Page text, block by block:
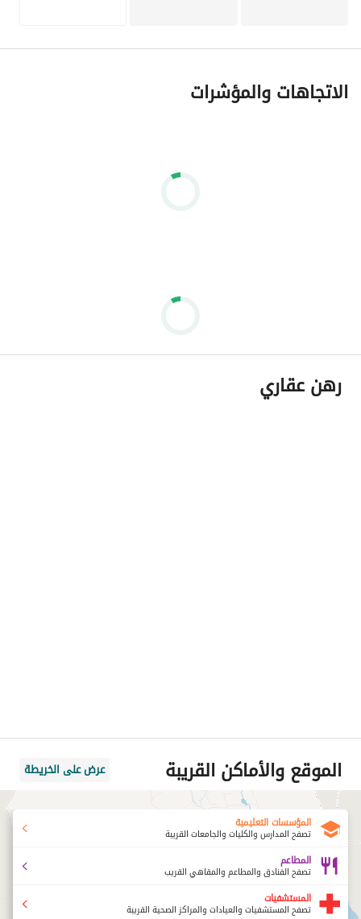
الاتجاهات والمؤشرات
رهن عقاري
الموقع والأماكن القريبة عرض على الخريطة
المؤسسات التعليمية
تصفح المدارس والكليات والجامعات القريبة
المطاعم
تصفح الفنادق والمطاعم والمقاهي القريب
المستشفيات
تصفح المستشفيات والعيادات والمراكز الصحية القريبة